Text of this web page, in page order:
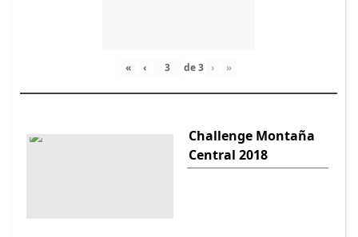
« ‹ de3 › »
Challenge Montaña
Central 2018